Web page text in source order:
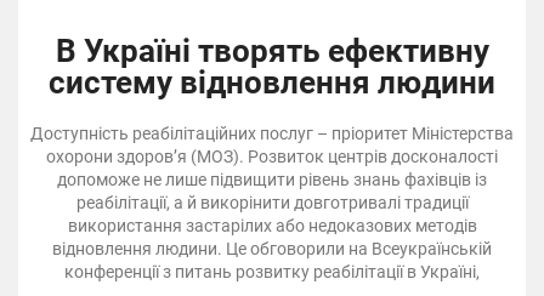
В Україні творять ефективну
систему відновлення людини
Доступність реабілітаційних послуг – пріоритет Міністерства
охорони здоров’я (МОЗ). Розвиток центрів досконалості
допоможе не лише підвищити рівень знань фахівців із
реабілітації, а й викорінити довготривалі традиції
використання застарілих або недоказових методів
відновлення людини. Це обговорили на Всеукраїнській
конференції з питань розвитку реабілітації в Україні,